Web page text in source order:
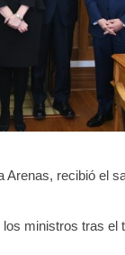
Arenas, recibió el
ministros tras el